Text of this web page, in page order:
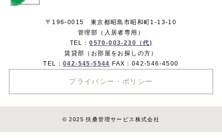
〒196-0015 東京都昭島市昭和町1-13-10
管理部（入居者専用）
TEL：0570-003-230（代)
賃貸部（お部屋をお探しの方）
TEL： 042-545-5544 FAX：042-546-4500
プライバシー・ポリシー
© 2025 扶桑管理サービス株式会社